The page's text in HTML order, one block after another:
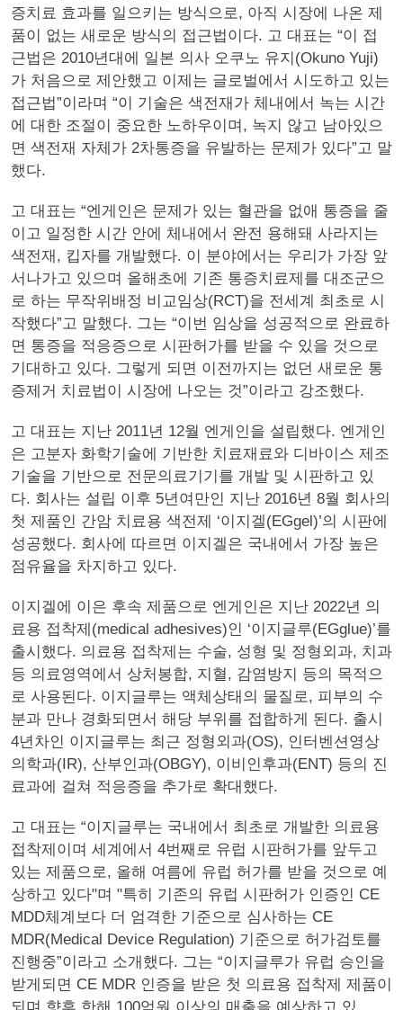
증치료 효과를 일으키는 방식으로, 아직 시장에 나온 제
품이 없는 새로운 방식의 접근법이다. 고 대표는 “이 접
근법은 2010년대에 일본 의사 오쿠노 유지(Okuno Yuji)
가 처음으로 제안했고 이제는 글로벌에서 시도하고 있는
접근법”이라며 “이 기술은 색전재가 체내에서 녹는 시간
에 대한 조절이 중요한 노하우이며, 녹지 않고 남아있으
면 색전재 자체가 2차통증을 유발하는 문제가 있다”고 말
했다.
고 대표는 “엔게인은 문제가 있는 혈관을 없애 통증을 줄
이고 일정한 시간 안에 체내에서 완전 용해돼 사라지는
색전재, 킵자를 개발했다. 이 분야에서는 우리가 가장 앞
서나가고 있으며 올해초에 기존 통증치료제를 대조군으
로 하는 무작위배정 비교임상(RCT)을 전세계 최초로 시
작했다”고 말했다. 그는 “이번 임상을 성공적으로 완료하
면 통증을 적응증으로 시판허가를 받을 수 있을 것으로
기대하고 있다. 그렇게 되면 이전까지는 없던 새로운 통
증제거 치료법이 시장에 나오는 것”이라고 강조했다.
고 대표는 지난 2011년 12월 엔게인을 설립했다. 엔게인
은 고분자 화학기술에 기반한 치료재료와 디바이스 제조
기술을 기반으로 전문의료기기를 개발 및 시판하고 있
다. 회사는 설립 이후 5년여만인 지난 2016년 8월 회사의
첫 제품인 간암 치료용 색전제 ‘이지겔(EGgel)’의 시판에
성공했다. 회사에 따르면 이지겔은 국내에서 가장 높은
점유율을 차지하고 있다.
이지겔에 이은 후속 제품으로 엔게인은 지난 2022년 의
료용 접착제(medical adhesives)인 ‘이지글루(EGglue)’를
출시했다. 의료용 접착제는 수술, 성형 및 정형외과, 치과
등 의료영역에서 상처봉합, 지혈, 감염방지 등의 목적으
로 사용된다. 이지글루는 액체상태의 물질로, 피부의 수
분과 만나 경화되면서 해당 부위를 접합하게 된다. 출시
4년차인 이지글루는 최근 정형외과(OS), 인터벤션영상
의학과(IR), 산부인과(OBGY), 이비인후과(ENT) 등의 진
료과에 걸쳐 적응증을 추가로 확대했다.
고 대표는 “이지글루는 국내에서 최초로 개발한 의료용
접착제이며 세계에서 4번째로 유럽 시판허가를 앞두고
있는 제품으로, 올해 여름에 유럽 허가를 받을 것으로 예
상하고 있다"며 "특히 기존의 유럽 시판허가 인증인 CE
MDD체계보다 더 엄격한 기준으로 심사하는 CE
MDR(Medical Device Regulation) 기준으로 허가검토를
진행중”이라고 소개했다. 그는 “이지글루가 유럽 승인을
받게되면 CE MDR 인증을 받은 첫 의료용 접착제 제품이